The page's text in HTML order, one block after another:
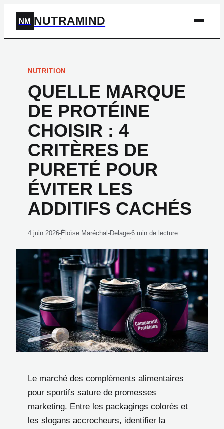
NM NUTRAMIND
NUTRITION
QUELLE MARQUE
DE PROTÉINE
CHOISIR : 4
CRITÈRES DE
PURETÉ POUR
ÉVITER LES
ADDITIFS CACHÉS
4 juin 2026
·
Éloïse Maréchal-Delage
·
6 min de lecture
Le marché des compléments alimentaires
pour sportifs sature de promesses
marketing. Entre les packagings colorés et
les slogans accrocheurs, identifier la